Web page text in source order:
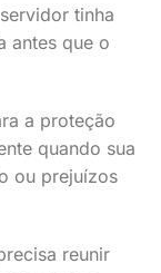
tinha
antes que o
a proteção
quando sua
ou prejuízos
reunir